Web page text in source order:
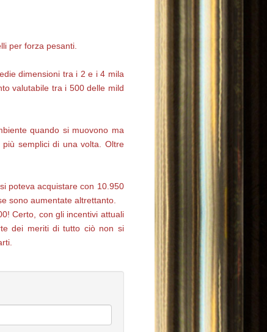
per forza pesanti.
dimensioni tra i 2 e i 4 mila
valutabile tra i 500 delle mild
quando si muovono ma
più semplici di una volta. Oltre
poteva acquistare con 10.950
sono aumentate altrettanto.
Certo, con gli incentivi attuali
dei meriti di tutto ciò non si